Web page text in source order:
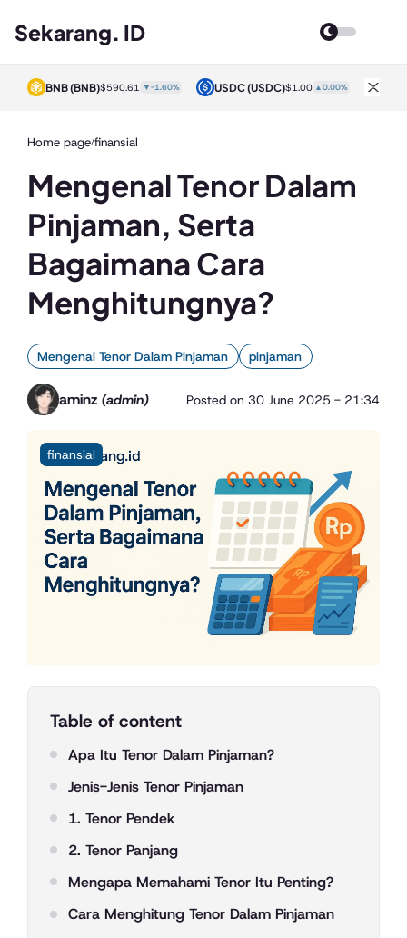
Sekarang. ID
BNB(BNB)$590.61 ▼-1.60% USDC(USDC)$1.00 ▲0.00%
Home page/finansial
Mengenal Tenor Dalam
Pinjaman, Serta
Bagaimana Cara
Menghitungnya?
Mengenal Tenor Dalam Pinjaman pinjaman
aminz (admin) Posted on 30 June 2025 - 21:34
finansial
Table of content
Apa Itu Tenor Dalam Pinjaman?
Jenis-Jenis Tenor Pinjaman
1. Tenor Pendek
2. Tenor Panjang
Mengapa Memahami Tenor Itu Penting?
Cara Menghitung Tenor Dalam Pinjaman